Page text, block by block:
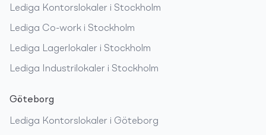
Lediga Kontorslokaler i Stockholm
Lediga Co-work i Stockholm
Lediga Lagerlokaler i Stockholm
Lediga Industrilokaler i Stockholm
Göteborg
Lediga Kontorslokaler i Göteborg